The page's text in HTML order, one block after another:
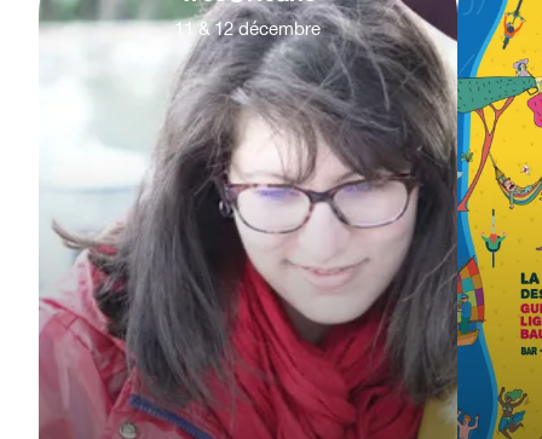
11 & 12 décembre